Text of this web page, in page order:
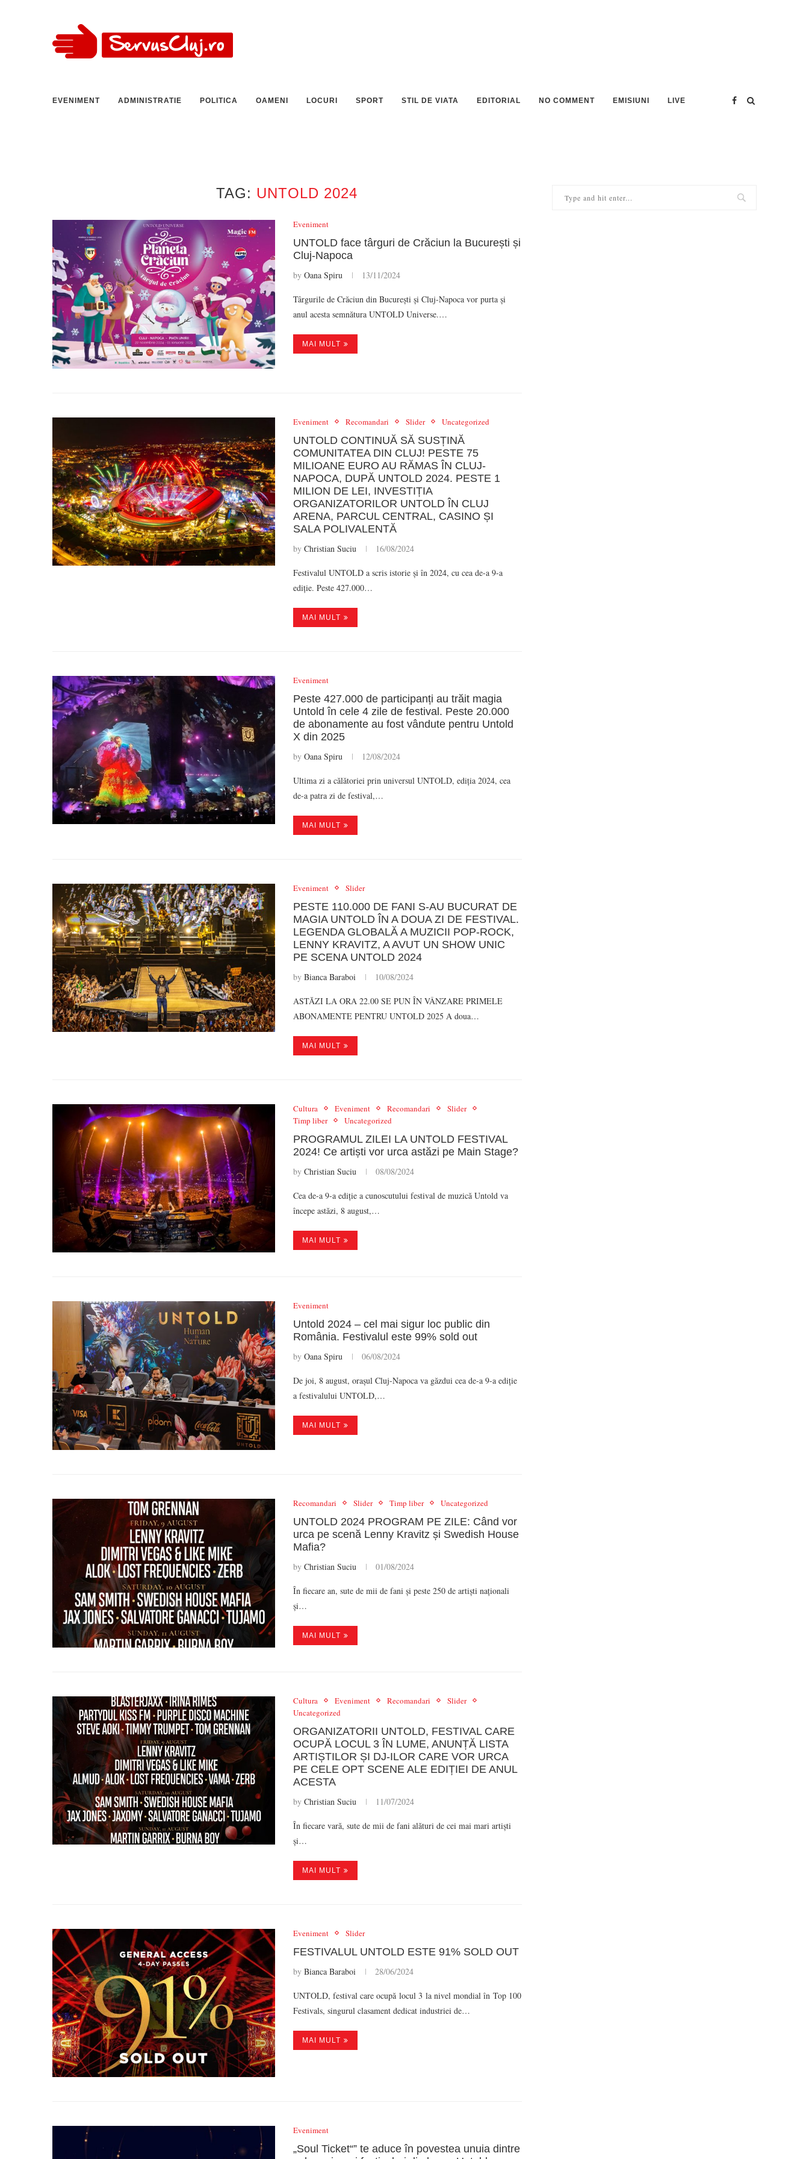
EVENIMENT ADMINISTRATIE POLITICA OAMENI LOCURI SPORT STIL DE VIATA EDITORIAL NO COMMENT EMISIUNI LIVE
TAG: UNTOLD 2024
Eveniment
UNTOLD face târguri de Crăciun la București și
Cluj-Napoca
by Oana Spiru 13/11/2024
Târgurile de Crăciun din București și Cluj-Napoca vor purta și
anul acesta semnătura UNTOLD Universe.…
MAI MULT
Eveniment Recomandari Slider Uncategorized
UNTOLD CONTINUĂ SĂ SUSȚINĂ
COMUNITATEA DIN CLUJ! PESTE 75
MILIOANE EURO AU RĂMAS ÎN CLUJ-
NAPOCA, DUPĂ UNTOLD 2024. PESTE 1
MILION DE LEI, INVESTIȚIA
ORGANIZATORILOR UNTOLD ÎN CLUJ
ARENA, PARCUL CENTRAL, CASINO ȘI
SALA POLIVALENTĂ
by Christian Suciu 16/08/2024
Festivalul UNTOLD a scris istorie și în 2024, cu cea de-a 9-a
ediție. Peste 427.000…
MAI MULT
Eveniment
Peste 427.000 de participanți au trăit magia
Untold în cele 4 zile de festival. Peste 20.000
de abonamente au fost vândute pentru Untold
X din 2025
by Oana Spiru 12/08/2024
Ultima zi a călătoriei prin universul UNTOLD, ediția 2024, cea
de-a patra zi de festival,…
MAI MULT
Eveniment Slider
PESTE 110.000 DE FANI S-AU BUCURAT DE
MAGIA UNTOLD ÎN A DOUA ZI DE FESTIVAL.
LEGENDA GLOBALĂ A MUZICII POP-ROCK,
LENNY KRAVITZ, A AVUT UN SHOW UNIC
PE SCENA UNTOLD 2024
by Bianca Baraboi 10/08/2024
ASTĂZI LA ORA 22.00 SE PUN ÎN VÂNZARE PRIMELE
ABONAMENTE PENTRU UNTOLD 2025 A doua…
MAI MULT
Cultura Eveniment Recomandari
Slider
Timp liber
Uncategorized
PROGRAMUL ZILEI LA UNTOLD FESTIVAL
2024! Ce artiști vor urca astăzi pe Main Stage?
by Christian Suciu 08/08/2024
Cea de-a 9-a ediție a cunoscutului festival de muzică Untold va
începe astăzi, 8 august,…
MAI MULT
Eveniment
Untold 2024 – cel mai sigur loc public din
România. Festivalul este 99% sold out
by Oana Spiru 06/08/2024
De joi, 8 august, orașul Cluj-Napoca va găzdui cea de-a 9-a ediție
a festivalului UNTOLD,…
MAI MULT
Recomandari Slider Timp liber Uncategorized
UNTOLD 2024 PROGRAM PE ZILE: Când vor
urca pe scenă Lenny Kravitz și Swedish House
Mafia?
by Christian Suciu 01/08/2024
În fiecare an, sute de mii de fani și peste 250 de artiști naționali
și…
MAI MULT
Cultura Eveniment Recomandari
Slider
Uncategorized
ORGANIZATORII UNTOLD, FESTIVAL CARE
OCUPĂ LOCUL 3 ÎN LUME, ANUNȚĂ LISTA
ARTIȘTILOR ȘI DJ-ILOR CARE VOR URCA
PE CELE OPT SCENE ALE EDIȚIEI DE ANUL
ACESTA
by Christian Suciu 11/07/2024
În fiecare vară, sute de mii de fani alături de cei mai mari artiști
și…
MAI MULT
Eveniment Slider
FESTIVALUL UNTOLD ESTE 91% SOLD OUT
by Bianca Baraboi 28/06/2024
UNTOLD, festival care ocupă locul 3 la nivel mondial în Top 100
Festivals, singurul clasament dedicat industriei de…
MAI MULT
Eveniment
„Soul Ticket“” te aduce în povestea unuia dintre